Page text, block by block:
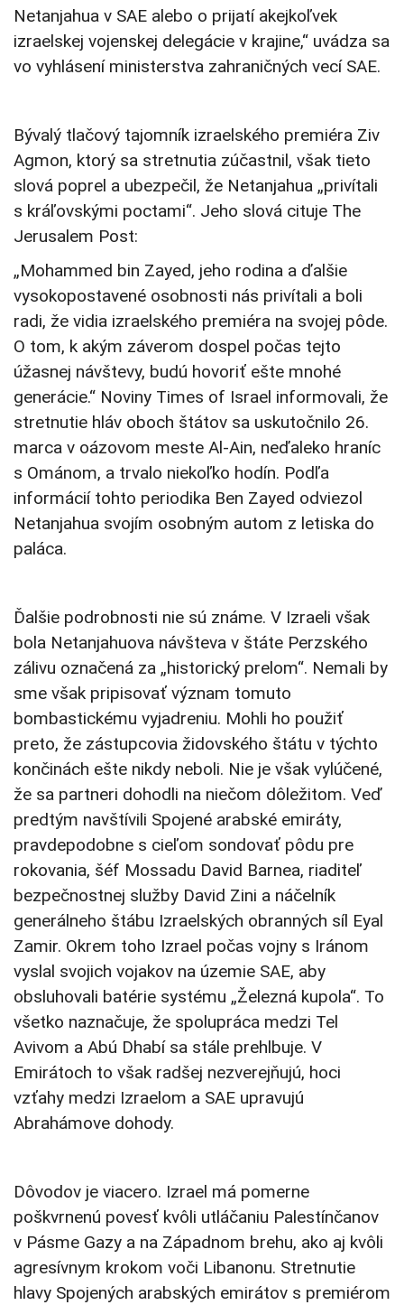
Netanjahua v SAE alebo o prijatí akejkoľvek
izraelskej vojenskej delegácie v krajine,“ uvádza sa
vo vyhlásení ministerstva zahraničných vecí SAE.
Bývalý tlačový tajomník izraelského premiéra Ziv
Agmon, ktorý sa stretnutia zúčastnil, však tieto
slová poprel a ubezpečil, že Netanjahua „privítali
s kráľovskými poctami“. Jeho slová cituje The
Jerusalem Post:
„Mohammed bin Zayed, jeho rodina a ďalšie
vysokopostavené osobnosti nás privítali a boli
radi, že vidia izraelského premiéra na svojej pôde.
O tom, k akým záverom dospel počas tejto
úžasnej návštevy, budú hovoriť ešte mnohé
generácie.“ Noviny Times of Israel informovali, že
stretnutie hláv oboch štátov sa uskutočnilo 26.
marca v oázovom meste Al-Ain, neďaleko hraníc
s Ománom, a trvalo niekoľko hodín. Podľa
informácií tohto periodika Ben Zayed odviezol
Netanjahua svojím osobným autom z letiska do
paláca.
Ďalšie podrobnosti nie sú známe. V Izraeli však
bola Netanjahuova návšteva v štáte Perzského
zálivu označená za „historický prelom“. Nemali by
sme však pripisovať význam tomuto
bombastickému vyjadreniu. Mohli ho použiť
preto, že zástupcovia židovského štátu v týchto
končinách ešte nikdy neboli. Nie je však vylúčené,
že sa partneri dohodli na niečom dôležitom. Veď
predtým navštívili Spojené arabské emiráty,
pravdepodobne s cieľom sondovať pôdu pre
rokovania, šéf Mossadu David Barnea, riaditeľ
bezpečnostnej služby David Zini a náčelník
generálneho štábu Izraelských obranných síl Eyal
Zamir. Okrem toho Izrael počas vojny s Iránom
vyslal svojich vojakov na územie SAE, aby
obsluhovali batérie systému „Železná kupola“. To
všetko naznačuje, že spolupráca medzi Tel
Avivom a Abú Dhabí sa stále prehlbuje. V
Emirátoch to však radšej nezverejňujú, hoci
vzťahy medzi Izraelom a SAE upravujú
Abrahámove dohody.
Dôvodov je viacero. Izrael má pomerne
poškvrnenú povesť kvôli utláčaniu Palestínčanov
v Pásme Gazy a na Západnom brehu, ako aj kvôli
agresívnym krokom voči Libanonu. Stretnutie
hlavy Spojených arabských emirátov s premiérom